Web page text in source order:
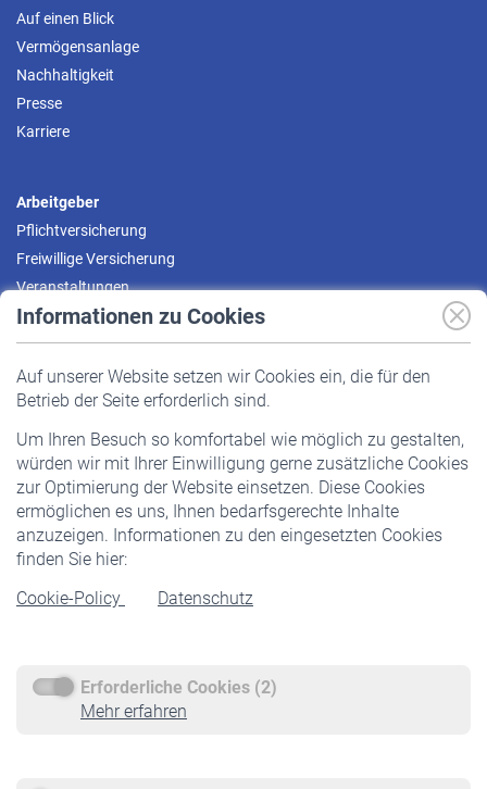
Informationen zu Cookies
Auf unserer Website setzen wir Cookies ein, die für den
Betrieb der Seite erforderlich sind.
Um Ihren Besuch so komfortabel wie möglich zu gestalten,
würden wir mit Ihrer Einwilligung gerne zusätzliche Cookies
zur Optimierung der Website einsetzen. Diese Cookies
ermöglichen es uns, Ihnen bedarfsgerechte Inhalte
anzuzeigen. Informationen zu den eingesetzten Cookies
finden Sie hier:
Cookie-Policy
Datenschutz
Erforderliche Cookies (2)
Mehr erfahren
Auf einen Blick
Vermögensanlage
Nachhaltigkeit
Presse
Karriere
Arbeitgeber
Pflichtversicherung
Freiwillige Versicherung
Veranstaltungen
Pflichtversicherung
Staatliche Förderung
Veranstaltungen
Rentner
Rentenbeginn
Rente beantragen
Service
Informationen